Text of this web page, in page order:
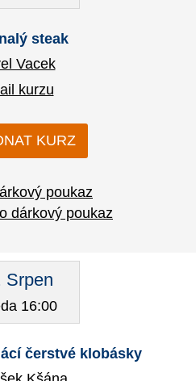
steak
Vacek
kurzu
KURZ
poukaz
dárkový poukaz
Srpen
16:00
čerstvé klobásky